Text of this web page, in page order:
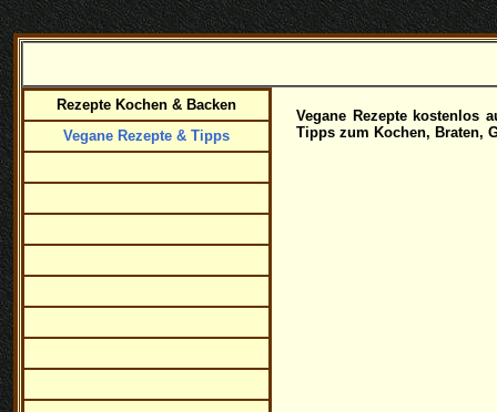
Rezepte Kochen & Backen
Vegane Rezepte & Tipps
Vegane Rezepte kostenlos
Tipps zum Kochen, Braten,